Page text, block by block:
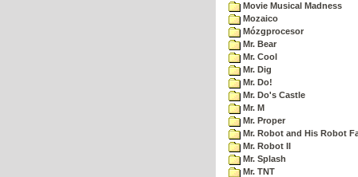
Movie Musical Madness
Mozaico
Mózgprocesor
Mr. Bear
Mr. Cool
Mr. Dig
Mr. Do!
Mr. Do's Castle
Mr. M
Mr. Proper
Mr. Robot and His Robot
Mr. Robot II
Mr. Splash
Mr. TNT